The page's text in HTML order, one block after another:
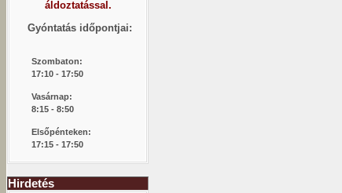
áldoztatással.
Gyóntatás időpontjai:
Szombaton:
17:10 - 17:50
Vasárnap:
8:15 - 8:50
Elsőpénteken:
17:15 - 17:50
Hirdetés